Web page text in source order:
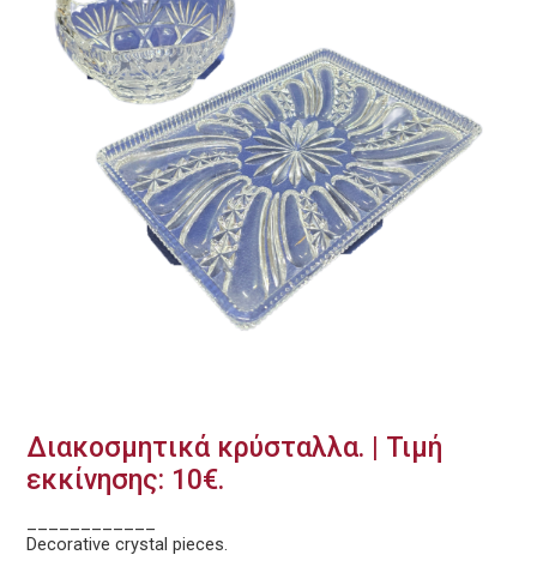
Διακοσμητικά κρύσταλλα. | Τιμή
εκκίνησης: 10€.
Decorative crystal pieces.